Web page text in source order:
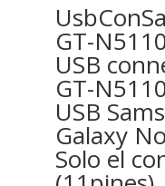
GT-
USB
GT-
USB
Galaxy
Solo el